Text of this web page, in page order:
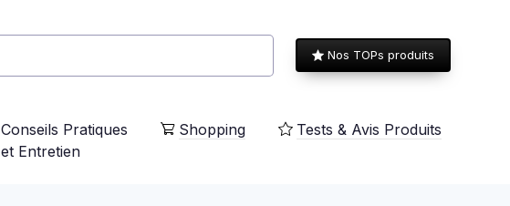
Nos TOPs produits
Conseils Pratiques
et Entretien
Shopping Tests & Avis Produits